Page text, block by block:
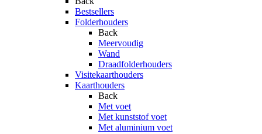
Bestsellers
Folderhouders
Back
Meervoudig
Wand
Draadfolderhouders
Visitekaarthouders
Kaarthouders
Back
Met voet
Met kunststof voet
Met aluminium voet